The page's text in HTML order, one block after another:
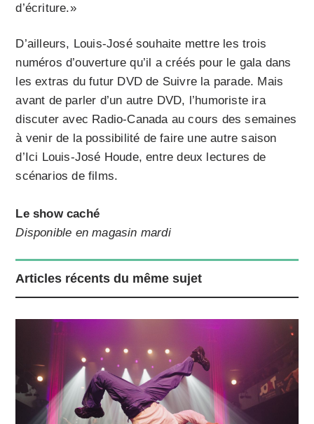
d’écriture.»
D’ailleurs, Louis-José souhaite mettre les trois
numéros d’ouverture qu’il a créés pour le gala dans
les extras du futur DVD de Suivre la parade. Mais
avant de parler d’un autre DVD, l’humoriste ira
discuter avec Radio-Canada au cours des semai­nes
à venir de la possibilité de faire une autre saison
d’Ici Louis-José Houde, entre deux lectures de
scénarios de films.
Le show caché
Disponible en magasin mardi
Articles récents du même sujet